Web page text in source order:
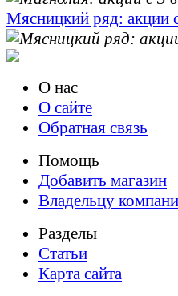
Мясницкий ряд: акции
О нас
О сайте
Обратная связь
Помощь
Добавить магазин
Владельцу
Разделы
Статьи
Карта сайта